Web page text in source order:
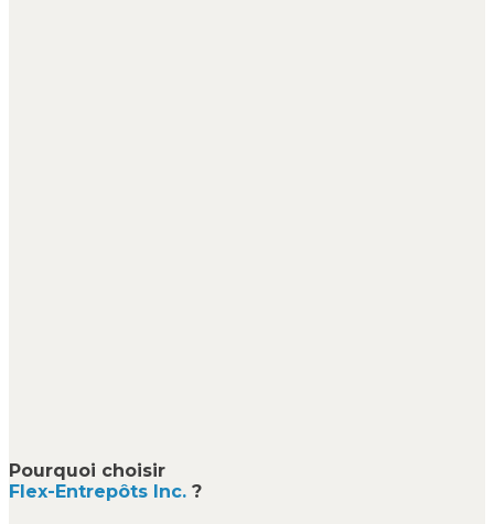
Pourquoi choisir
Flex-Entrepôts Inc. ?